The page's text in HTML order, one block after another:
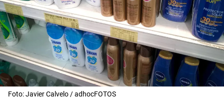
Foto: Javier Calvelo / adhocFOTOS